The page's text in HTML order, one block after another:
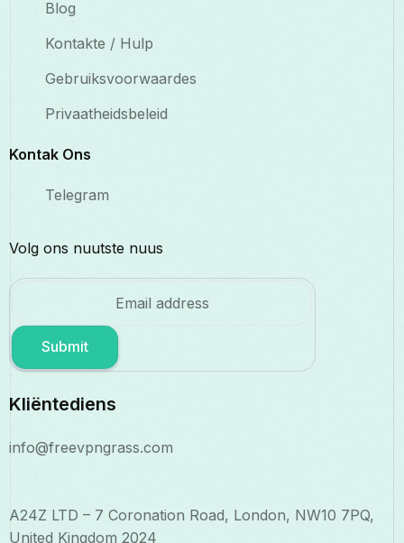
Blog
Kontakte / Hulp
Gebruiksvoorwaardes
Privaatheidsbeleid
Kontak Ons
Telegram
Volg ons nuutste nuus
Submit
Kliëntediens
info@freevpngrass.com
A24Z LTD – 7 Coronation Road, London, NW10 7PQ,
United Kingdom 2024